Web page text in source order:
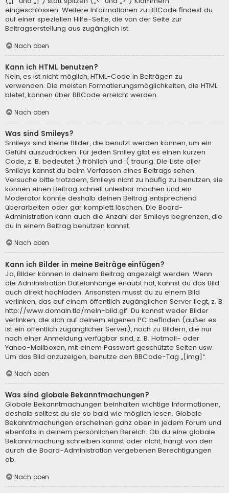
eingeschlossen. Weitere Informationen zu BBCode findest du
auf einer speziellen Hilfe-Seite, die von der Seite zur
Beitragserstellung aus zugänglich ist.
Nach oben
Kann ich HTML benutzen?
Nein, es ist nicht möglich, HTML-Code in Beiträgen zu
verwenden. Die meisten Formatierungsmöglichkeiten, die HTML
bietet, können über BBCode erreicht werden.
Nach oben
Was sind Smileys?
Smileys sind kleine Bilder, die benutzt werden können, um ein
Gefühl auszudrücken. Für jeden Smiley gibt es einen kurzen
Code, z. B. bedeutet :) fröhlich und :( traurig. Die Liste aller
Smileys kannst du beim Verfassen eines Beitrags sehen.
Versuche bitte trotzdem, Smileys nicht zu häufig zu benutzen, sie
können einen Beitrag schnell unlesbar machen und ein
Moderator könnte deshalb deinen Beitrag entsprechend
überarbeiten oder gar komplett löschen. Die Board-
Administration kann auch die Anzahl der Smileys begrenzen, die
du in einem Beitrag benutzen kannst.
Nach oben
Kann ich Bilder in meine Beiträge einfügen?
Ja, Bilder können in deinem Beitrag angezeigt werden. Wenn
die Administration Dateianhänge erlaubt hat, kannst du das Bild
auch direkt hochladen. Ansonsten musst du zu einem Bild
verlinken, das auf einem öffentlich zugänglichen Server liegt, z. B.
http://www.domain.tld/mein-bild.gif. Du kannst weder Bilder
verlinken, die sich auf deinem eigenen PC befinden (außer es
ist ein öffentlich zugänglicher Server), noch zu Bildern, die nur
nach einer Anmeldung verfügbar sind, z. B. Hotmail- oder
Yahoo-Mailboxen, mit einem Passwort geschützte Seiten usw.
Um das Bild anzuzeigen, benutze den BBCode-Tag „[img]“.
Nach oben
Was sind globale Bekanntmachungen?
Globale Bekanntmachungen beinhalten wichtige Informationen,
deshalb solltest du sie so bald wie möglich lesen. Globale
Bekanntmachungen erscheinen ganz oben in jedem Forum und
ebenfalls in deinem persönlichen Bereich. Ob du eine globale
Bekanntmachung schreiben kannst oder nicht, hängt von den
durch die Board-Administration vergebenen Berechtigungen
ab.
Nach oben